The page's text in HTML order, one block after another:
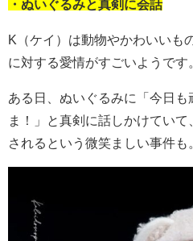
・ぬいぐるみと真剣に会話
K（ケイ）は動物やかわいいも
に対する愛情がすごいようです
ある日、ぬいぐるみに「今日も
ま！」と真剣に話しかけてい
されるという微笑ましい事件も